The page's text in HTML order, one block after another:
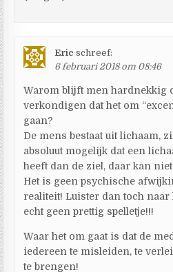
Eric schreef:
6 februari 2018 om 08:46
Warom blijft men hardnekkig
verkondigen dat het om
gaan?
De mens bestaat uit lichaam,
absoluut mogelijk dat een
heeft dan de ziel, daar kan
Het is geen psychische
realiteit! Luister dan toch naar
echt geen prettig spelletje!!!
Waar het om gaat is dat de
iedereen te misleiden, te
te brengen!